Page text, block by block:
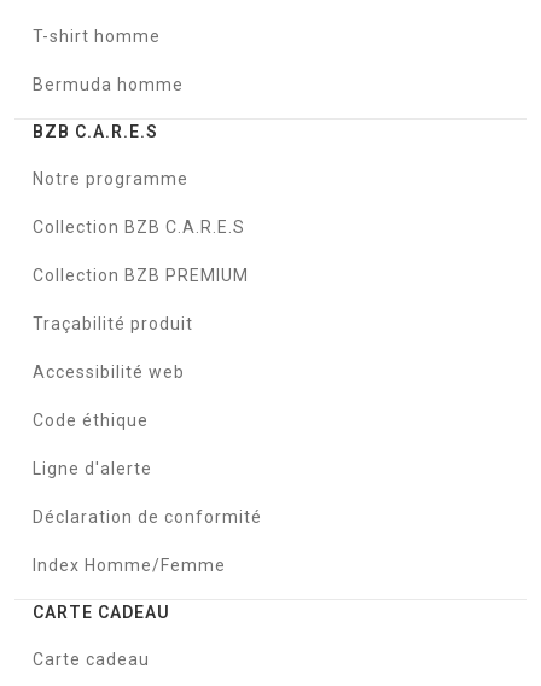
T-shirt homme
Bermuda homme
BZB C.A.R.E.S
Notre programme
Collection BZB C.A.R.E.S
Collection BZB PREMIUM
Traçabilité produit
Accessibilité web
Code éthique
Ligne d'alerte
Déclaration de conformité
Index Homme/Femme
CARTE CADEAU
Carte cadeau